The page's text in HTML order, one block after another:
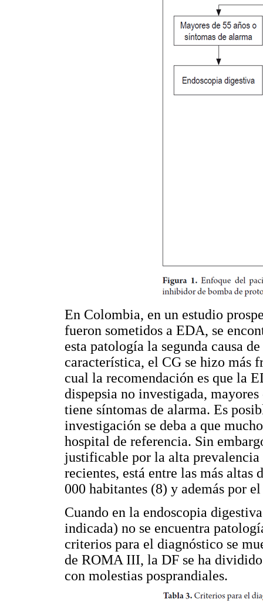
En Colombia, en un estudio
fueron sometidos a EDA, se
esta patología la segunda causa
característica, el CG se hizo más
cual la recomendación es que la
dispepsia no investigada,
tiene síntomas de alarma. Es
investigación se deba a que
hospital de referencia. Sin
justificable por la alta prevalencia
recientes, está entre las más altas
000 habitantes (8) y además por
Cuando en la endoscopia
indicada) no se encuentra
criterios para el diagnóstico se
de ROMA III, la DF se ha
con molestias posprandiales.